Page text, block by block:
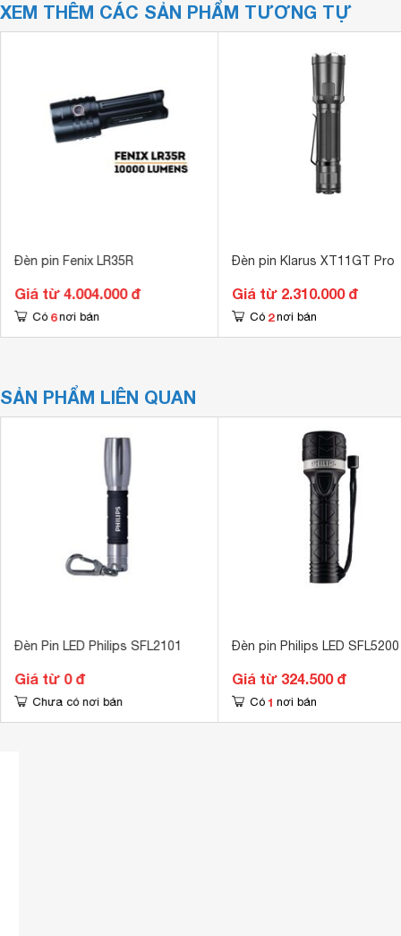
XEM THÊM CÁC SẢN PHẨM TƯƠNG TỰ
Đèn pin Fenix LR35R
Giá từ 4.004.000 đ
Có 6 nơi bán
Đèn pin Klarus XT11GT Pro
Giá từ 2.310.000 đ
Có 2 nơi bán
SẢN PHẨM LIÊN QUAN
Đèn Pin LED Philips SFL2101
Giá từ 0 đ
Chưa có nơi bán
Đèn pin Philips LED SFL5200
Giá từ 324.500 đ
Có 1 nơi bán